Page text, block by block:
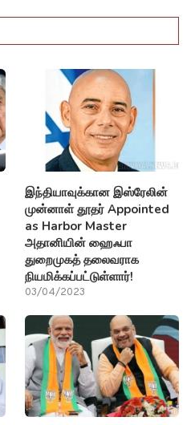
இந்தியாவுக்கான இஸ்ரேலின்
முன்னாள் தூதர் Appointed
as Harbor Master
அதானியின் ஹைஃபா
துறைமுகத் தலைவராக
நியமிக்கப்பட்டுள்ளார்!
03/04/2023